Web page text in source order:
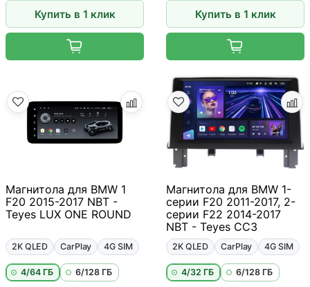
Купить в 1 клик Купить в 1 клик
Магнитола для BMW 1
F20 2015-2017 NBT -
Teyes LUX ONE ROUND
2K QLED CarPlay 4G SIM
4/64 ГБ 6/128 ГБ
Магнитола для BMW 1-
серии F20 2011-2017, 2-
серии F22 2014-2017
NBT - Teyes CC3
2K QLED CarPlay 4G SIM
4/32 ГБ 6/128 ГБ